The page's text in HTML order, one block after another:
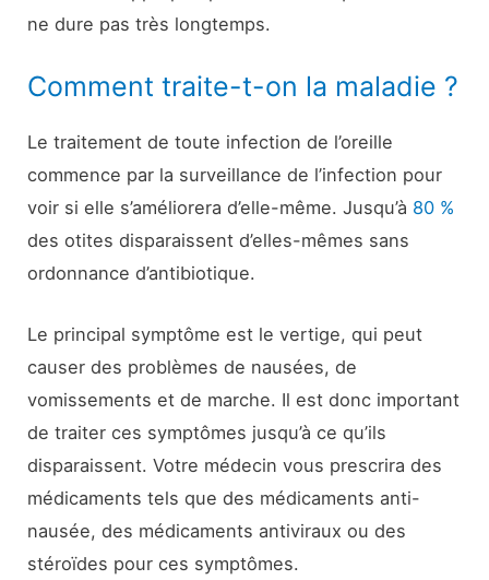
ne dure pas très longtemps.
Comment traite-t-on la maladie ?
Le traitement de toute infection de l’oreille
commence par la surveillance de l’infection pour
voir si elle s’améliorera d’elle-même. Jusqu’à 80 %
des otites disparaissent d’elles-mêmes sans
ordonnance d’antibiotique.
Le principal symptôme est le vertige, qui peut
causer des problèmes de nausées, de
vomissements et de marche. Il est donc important
de traiter ces symptômes jusqu’à ce qu’ils
disparaissent. Votre médecin vous prescrira des
médicaments tels que des médicaments anti-
nausée, des médicaments antiviraux ou des
stéroïdes pour ces symptômes.